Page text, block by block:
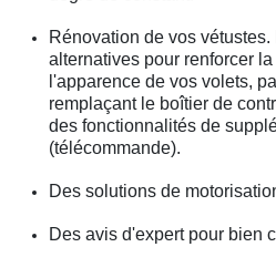
Rénovation de vos
alternatives pour renforcer
l'apparence de vos volets,
remplaçant le boîtier de
des fonctionnalités de
(télécommande).
Des solutions de
Des avis d'expert pour bien